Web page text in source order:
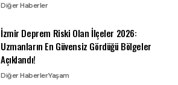
Diğer Haberler
İzmir Deprem Riski Olan İlçeler 2026:
Uzmanların En Güvensiz Gördüğü Bölgeler
Açıklandı!
Diğer HaberlerYaşam